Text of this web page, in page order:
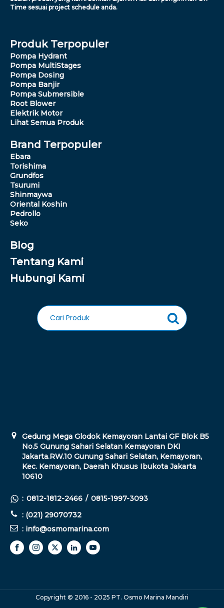
Time sesuai project schedule anda.
Produk Terpopuler
Pompa Hydrant
Pompa MultiStages
Pompa Dosing
Pompa Banjir
Pompa Submersible
Root Blower
Elektrik Motor
Lihat Semua Produk
Brand Terpopuler
Ebara
Torishima
Grundfos
Tsurumi
Shinmaywa
Oriental Koshin
Pedrollo
Seko
Blog
Tentang Kami
Hubungi Kami
Gedung Mega Glodok Kemayoran Lantai GF Blok B5
No.5 Gunung Sahari Selatan Kemayoran DKI
Jakarta.RW.10 Gunung Sahari Selatan, Kemayoran,
Kec. Kemayoran, Daerah Khusus Ibukota Jakarta
10610
: 0812-1812-2466 / 0815-1997-3093
: (021) 29070732
: info@osmomarina.com
Copyright © 2016 - 2025 PT. Osmo Marina Mandiri